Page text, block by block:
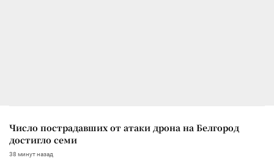
Число пострадавших от атаки дрона на Белгород
достигло семи
38 минут назад